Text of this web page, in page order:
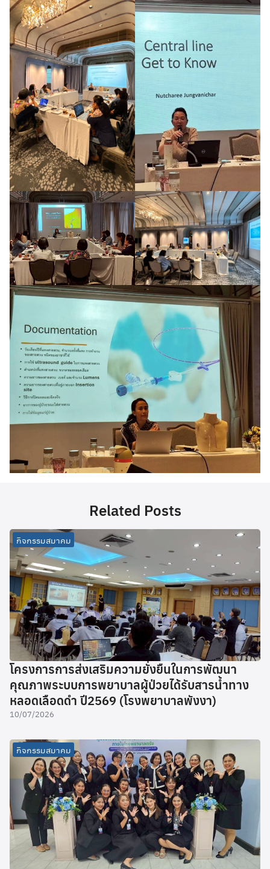
Related Posts
กิจกรรมสมาคม
โครงการการส่งเสริมความยั่งยืนในการพัฒนา
คุณภาพระบบการพยาบาลผู้ป่วยได้รับสารน้ำทาง
หลอดเลือดดำ ปี2569 (โรงพยาบาลพังงา)
10/07/2026
กิจกรรมสมาคม